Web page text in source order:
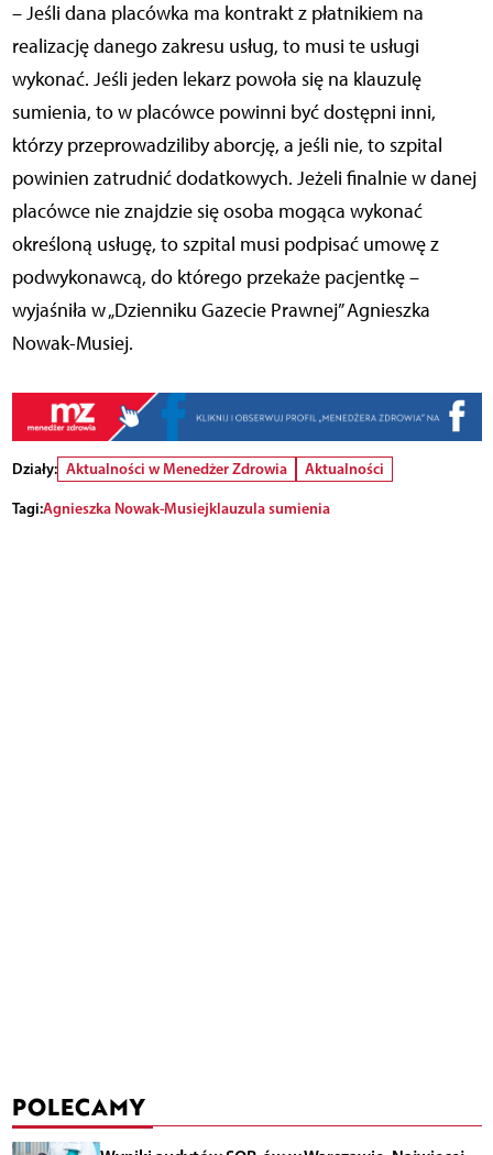
– Jeśli dana placówka ma kontrakt z płatnikiem na
realizację danego zakresu usług, to musi te usługi
wykonać. Jeśli jeden lekarz powoła się na klauzulę
sumienia, to w placówce powinni być dostępni inni,
którzy przeprowadziliby aborcję, a jeśli nie, to szpital
powinien zatrudnić dodatkowych. Jeżeli finalnie w danej
placówce nie znajdzie się osoba mogąca wykonać
określoną usługę, to szpital musi podpisać umowę z
podwykonawcą, do którego przekaże pacjentkę –
wyjaśniła w „Dzienniku Gazecie Prawnej” Agnieszka
Nowak-Musiej.
Działy: Aktualności w Menedżer Zdrowia
Aktualności
Tagi:Agnieszka Nowak-Musiejklauzula sumienia
POLECAMY